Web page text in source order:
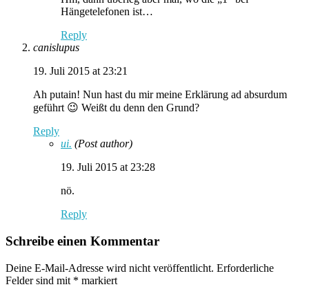
Hängetelefonen ist…
Reply
canislupus
19. Juli 2015 at 23:21
Ah putain! Nun hast du mir meine Erklärung ad absurdum
geführt 😉 Weißt du denn den Grund?
Reply
ui. (Post author)
19. Juli 2015 at 23:28
nö.
Reply
Schreibe einen Kommentar
Deine E-Mail-Adresse wird nicht veröffentlicht. Erforderliche
Felder sind mit * markiert